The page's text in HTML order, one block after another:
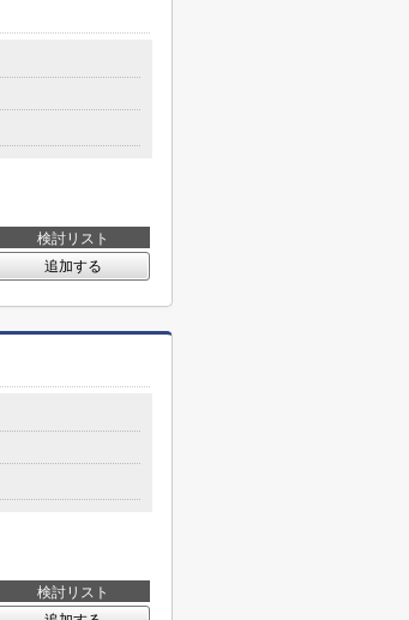
検討リスト
追加する
検討リスト